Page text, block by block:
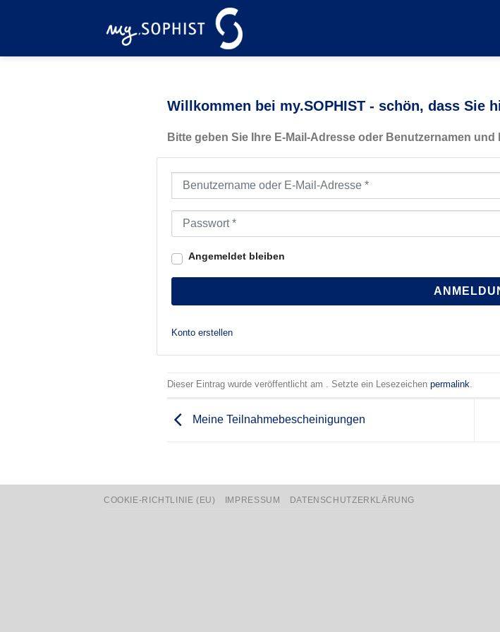
Willkommen bei my.SOPHIST - schön, dass Sie
Bitte geben Sie Ihre E-Mail-Adresse oder Benutzernamen
Benutzername oder E-Mail-Adresse
Passwort
Angemeldet bleiben
Konto erstellen
Dieser Eintrag wurde veröffentlicht am . Setzte ein Lesezeichen permalink.
Meine Teilnahmebescheinigungen
COOKIE-RICHTLINIE (EU) IMPRESSUM DATENSCHUTZERKLÄRUNG